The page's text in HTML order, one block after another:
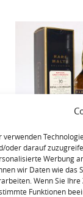
verwenden
oder darauf
Werbung
wir Daten wie das
Wenn Sie
Funktionen
Royal
– Rare Malts